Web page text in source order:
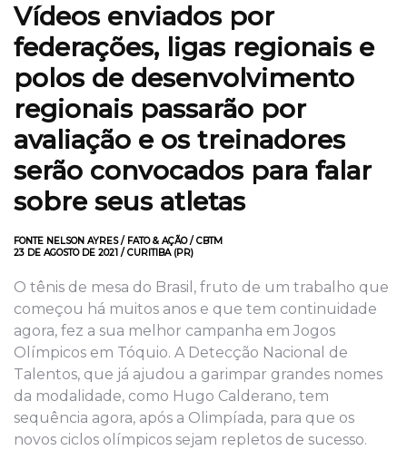
Vídeos enviados por
federações, ligas regionais e
polos de desenvolvimento
regionais passarão por
avaliação e os treinadores
serão convocados para falar
sobre seus atletas
FONTE NELSON AYRES / FATO & AÇÃO / CBTM
23 DE AGOSTO DE 2021 / CURITIBA (PR)
O tênis de mesa do Brasil, fruto de um trabalho que
começou há muitos anos e que tem continuidade
agora, fez a sua melhor campanha em Jogos
Olímpicos em Tóquio. A Detecção Nacional de
Talentos, que já ajudou a garimpar grandes nomes
da modalidade, como Hugo Calderano, tem
sequência agora, após a Olimpíada, para que os
novos ciclos olímpicos sejam repletos de sucesso.